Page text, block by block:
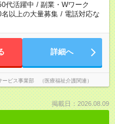
代活躍中 / 副業・Wワーク
名以上の大量募集 / 電話対応な
詳細へ
ビス事業部 （医療福祉介護関連）
掲載日：2026.08.09